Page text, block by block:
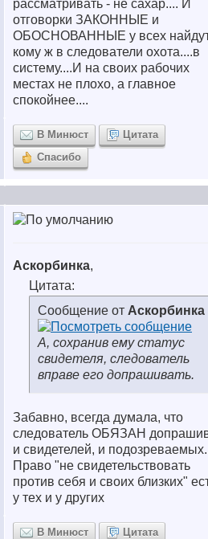
рассматривать - не сахар.... И
отговорки ЗАКОННЫЕ и
ОБОСНОВАННЫЕ у всех
кому ж в следователи охота....в
систему....И на своих рабочих
местах не плохо, а главное
спокойнее....
В Минюст
Цитата
Спасибо
Аскорбинка,
Цитата:
Сообщение от Аскорбинка
А, сохранив ему статус
свидетеля, следователь
вправе его допрашивать.
Забавно, всегда думала, что
следователь ОБЯЗАН
и свидетелей, и подозреваемых.
Право "не свидетельствовать
против себя и своих близких"
у тех и у других
В Минюст
Цитата